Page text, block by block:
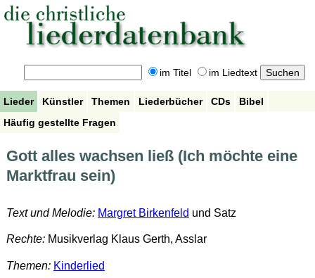
im Titel im Liedtext
Lieder Künstler Themen Liederbücher CDs
Bibel
Häufig gestellte Fragen
Gott alles wachsen ließ (Ich möchte eine
Marktfrau sein)
Text und Melodie: Margret Birkenfeld und Satz
Rechte:Musikverlag Klaus Gerth, Asslar
Themen: Kinderlied